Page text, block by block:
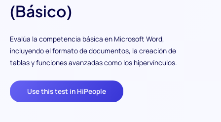
(Básico)
Evalúa la competencia básica en Microsoft Word,
incluyendo el formato de documentos, la creación de
tablas y funciones avanzadas como los hipervínculos.
Use this test in HiPeople